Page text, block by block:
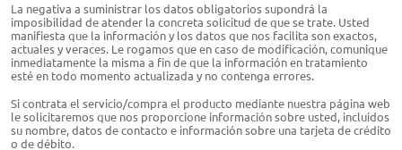
La negativa a suministrar los datos obligatorios supondrá la
imposibilidad de atender la concreta solicitud de que se trate. Usted
manifiesta que la información y los datos que nos facilita son exactos,
actuales y veraces. Le rogamos que en caso de modificación, comunique
inmediatamente la misma a fin de que la información en tratamiento
esté en todo momento actualizada y no contenga errores.
Si contrata el servicio/compra el producto mediante nuestra página web
le solicitaremos que nos proporcione información sobre usted, incluidos
su nombre, datos de contacto e información sobre una tarjeta de crédito
o de débito.